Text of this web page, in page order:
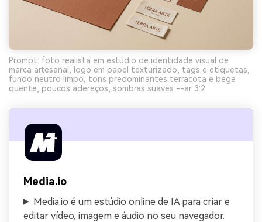
Prompt: foto realista em estúdio de identidade visual de
marca artesanal, logo em papel texturizado, tags e etiquetas,
fundo neutro limpo, tons predominantes terracota e bege
quente, poucos adereços, sombras suaves --ar 3:2
Media.io
Media.io é um estúdio online de IA para criar e
editar vídeo, imagem e áudio no seu navegador.